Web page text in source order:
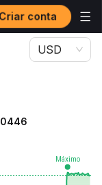
Criar conta
USD